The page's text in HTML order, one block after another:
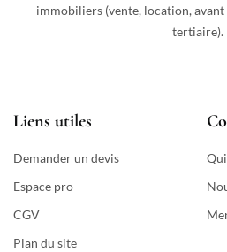
immobiliers (vente, location,
tertiaire).
Liens utiles
Demander un devis
Espace pro
CGV
Plan du site